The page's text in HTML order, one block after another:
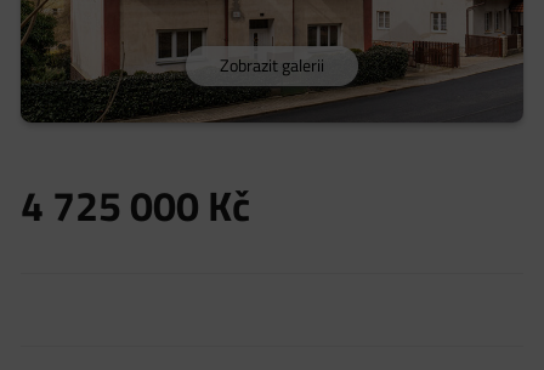
Zobrazit galerii
4 725 000Kč